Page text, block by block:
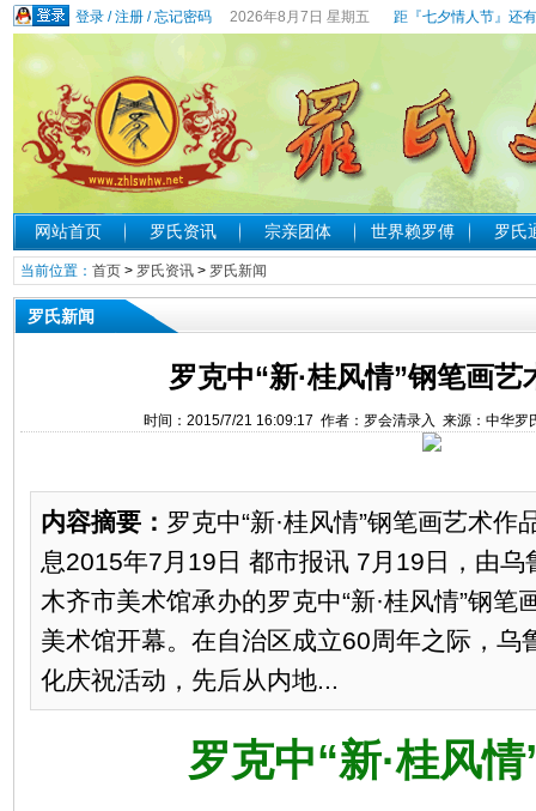
登录/注册/忘记密码 2026年8月7日 星期五 距『七夕情人节』还
网站首页 罗氏资讯 宗亲团体 世界赖罗傅 罗氏
当前位置： 首页> 罗氏资讯> 罗氏新闻
罗氏新闻
罗克中“新·桂风情”钢笔画艺
时间：2015/7/21 16:09:17 作者：罗会清录入 来源：中华罗
内容摘要： 罗克中“新·桂风情”钢笔画艺术
息2015年7月19日 都市报讯 7月19日，由乌
木齐市美术馆承办的罗克中“新·桂风情”钢
美术馆开幕。在自治区成立60周年之际，乌
化庆祝活动，先后从内地...
罗克中“新·桂风